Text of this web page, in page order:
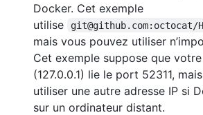
Docker. Cet exemple
utilise
mais vous pouvez utiliser
Cet exemple suppose que
(127.0.0.1) lie le port 52311,
utiliser une autre adresse IP si
sur un ordinateur distant.